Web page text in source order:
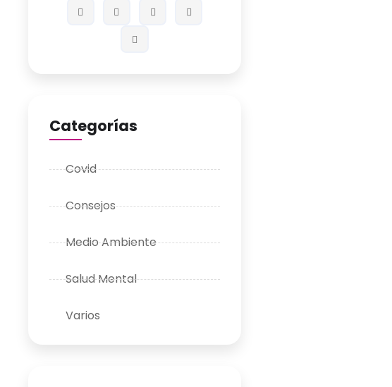
Categorías
Covid
Consejos
Medio Ambiente
Salud Mental
Varios